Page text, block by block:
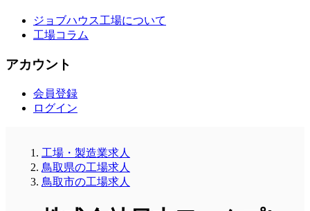
ジョブハウス工場について
工場コラム
アカウント
会員登録
ログイン
工場・製造業求人
鳥取県の工場求人
鳥取市の工場求人